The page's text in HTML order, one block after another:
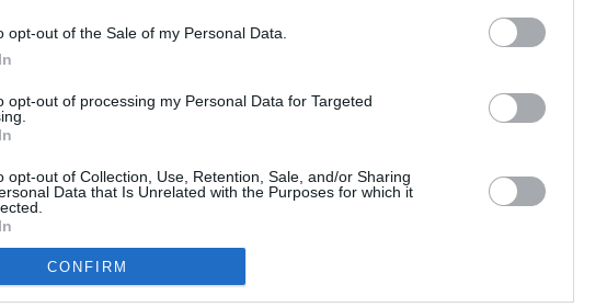
opt-out of the Sale of my Personal Data.
opt-out of processing my Personal Data for Targeted
opt-out of Collection, Use, Retention, Sale, and/or Sharing
Data that Is Unrelated with the Purposes for which it
CONFIRM
que el ático comprado por la Comunidad de Madrid no era para
muy poco inteligente"
Ayuso compró el ático de Chamberí por 6,3 millones de euros
cómo ha cambiado su discurso sobre el ático de la
Kiosko.netes la puerta
Navega por las
SÍGUENOS